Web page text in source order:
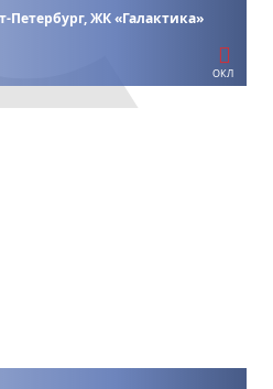
Петербург, ЖК «Галактика»
ОКЛ